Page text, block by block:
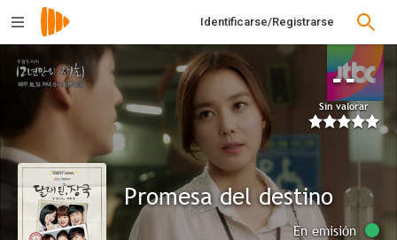
Identificarse/Registrarse
--
Sin valorar
Promesa del destino
En emisión